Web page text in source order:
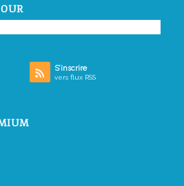
S’inscrire
vers flux RSS